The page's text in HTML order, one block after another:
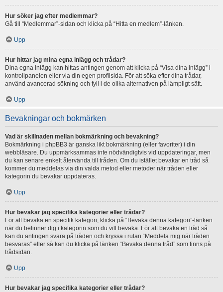
Hur söker jag efter medlemmar?
Gå till “Medlemmar”-sidan och klicka på “Hitta en medlem”-länken.
Upp
Hur hittar jag mina egna inlägg och trådar?
Dina egna inlägg kan hittas antingen genom att klicka på “Visa dina inlägg” i
kontrollpanelen eller via din egen profilsida. För att söka efter dina trådar,
använd avancerad sökning och fyll i de olika alternativen på lämpligt sätt.
Upp
Bevakningar och bokmärken
Vad är skillnaden mellan bokmärkning och bevakning?
Bokmärkning i phpBB3 är ganska likt bokmärkning (eller favoriter) i din
webbläsare. Du uppmärksammas inte nödvändigtvis vid uppdateringar, men
du kan senare enkelt återvända till tråden. Om du istället bevakar en tråd så
kommer du meddelas via din valda metod eller metoder när tråden eller
kategorin du bevakar uppdateras.
Upp
Hur bevakar jag specifika kategorier eller trådar?
För att bevaka en specifik kategori, klicka på “Bevaka denna kategori”-länken
när du befinner dig i kategorin som du vill bevaka. För att bevaka en tråd så
kan du antingen svara på tråden och kryssa i rutan “Meddela mig när tråden
besvaras” eller så kan du klicka på länken “Bevaka denna tråd” som finns på
trådsidan.
Upp
Hur bevakar jag specifika kategorier eller trådar?